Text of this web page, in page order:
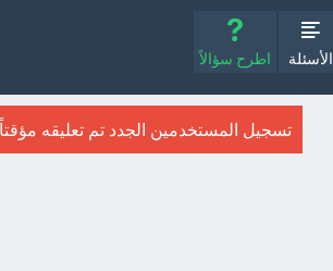
الأسئلة اطرح سؤالاً
تسجيل المستخدمين الجدد تم تعليقه مؤقتاً.